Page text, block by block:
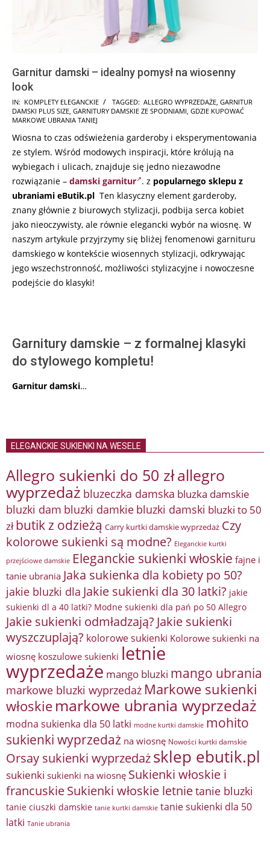
Garnitur damski – idealny pomysł na wiosenny
look
2026-
05-
IN: KOMPLETY ELEGANCKIE TAGGED: ALLEGRO WYPRZEDAŻE, GARNITUR
DAMSKI PLUS SIZE, GARNITURY DAMSKIE ZE SPODNIAMI, GDZIE KUPOWAĆ
MARKOWE UBRANIA TANIEJ
Wiosna to czas odświeżenia garderoby i eksperymentowania
ze stylem. Wśród modowych inspiracji, które królują na
wybiegach i ulicach, znajduje się jedno niezawodne
rozwiązanie – damski garnitur . z popularnego sklepu z
ubraniami eButik.pl Ten klasyczny element garderoby,
znany głównie z biurowych stylizacji, podbija serca kobiet
jako nieoczywisty, ale równie elegancki wybór na wiosnę. W
naszym artykule przyjrzymy się bliżej fenomenowi garnituru
damskiego w kontekście wiosennych stylizacji, odkrywając
jego wszechstronność, możliwości stylizacyjne i nowoczesne
podejście do klasyki!
Garnitury damskie – z formalnej klasyki
do stylowego kompletu!
Garnitur damski…
ELEGANCKIE SUKIENKI NA WESELE
Allegro sukienki do 50 złallegro
wyprzedaż bluzeczka damska bluzka damskie
bluzki dam bluzki damkie bluzki damski bluzki to 50
zł butik z odzieżą Carry kurtki damskie wyprzedaż Czy
kolorowe sukienki są modne? Eleganckie kurtki
przejściowe damskie Eleganckie sukienki włoskie fajne i
tanie ubrania Jaka sukienka dla kobiety po 50?
jakie bluzki dla Jakie sukienki dla 30 latki? jakie
sukienki dl a 40 latki? Modne sukienki dla pań po 50 Allegro
Jakie sukienki odmładzają? Jakie sukienki
wyszczuplają? kolorowe sukienki Kolorowe sukienki na
wiosnę koszulowe sukienki letnie
wyprzedaże mango bluzki mango ubrania
markowe bluzki wyprzedaż Markowe sukienki
włoskie markowe ubrania wyprzedaż
modna sukienka dla 50 latki modne kurtki damskie mohito
sukienki wyprzedaż na wiosnę Nowości kurtki damskie
Orsay sukienki wyprzedażsklep ebutik.pl
sukienki sukienki na wiosnę Sukienki włoskie i
francuskieSukienki włoskie letnietanie bluzki
tanie ciuszki damskie tanie kurtki damskie tanie sukienki dla 50
latki Tanie ubrania